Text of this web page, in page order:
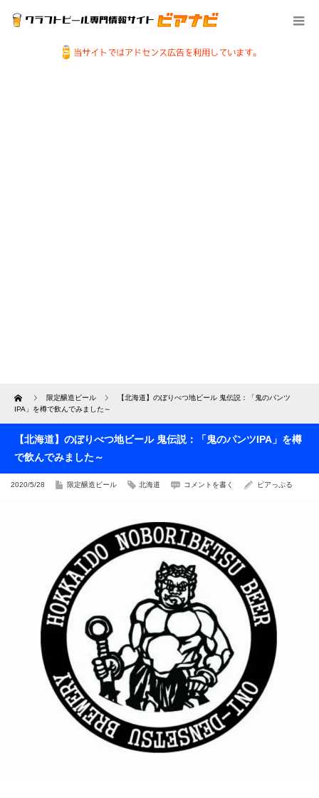
Home 限定醸造ビール
【北海道】のぼりべつ地ビール 鬼伝説：「鬼のパンツ
IPA」を樽で飲んでみました～
【北海道】のぼりべつ地ビール 鬼伝説：「鬼のパンツIPA」を樽
で飲んでみました～
2020/5/28 限定醸造ビール 北海道 コメントを書く ビアっぷる